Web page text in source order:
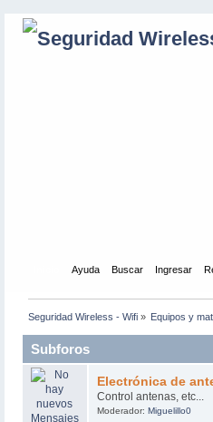
Ayuda Buscar Ingresar
Seguridad Wireless - Wifi » Equipos y
Subforos
Electrónica de
Control antenas, etc...
Moderador: Miguelillo0